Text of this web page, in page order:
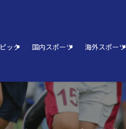
ック 国内スポーツ 海外スポーツ